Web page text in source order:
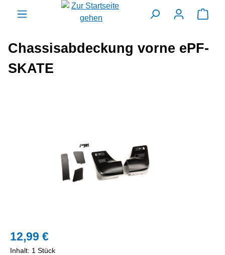
springen
Chassisabdeckung vorne ePF-
SKATE
12,99 €
Inhalt: 1 Stück